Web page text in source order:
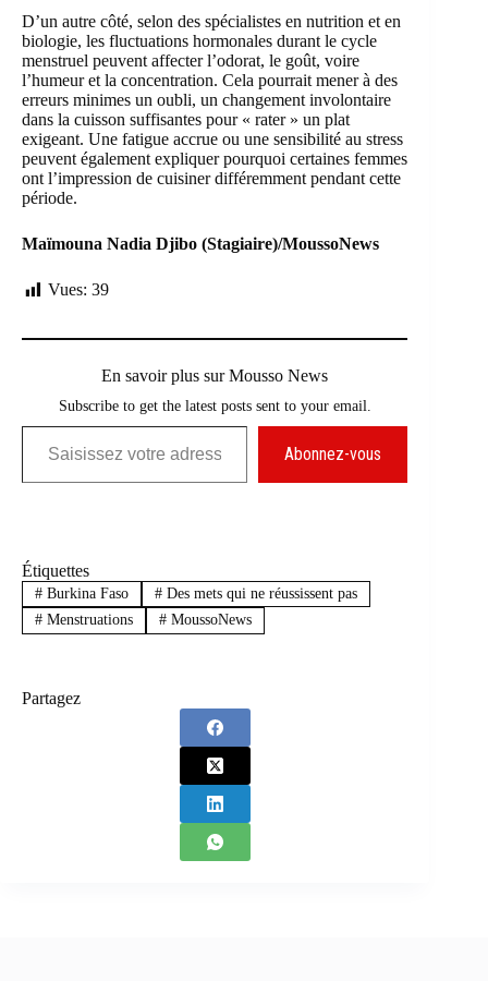
D’un autre côté, selon des spécialistes en nutrition et en
biologie, les fluctuations hormonales durant le cycle
menstruel peuvent affecter l’odorat, le goût, voire
l’humeur et la concentration. Cela pourrait mener à des
erreurs minimes un oubli, un changement involontaire
dans la cuisson suffisantes pour « rater » un plat
exigeant. Une fatigue accrue ou une sensibilité au stress
peuvent également expliquer pourquoi certaines femmes
ont l’impression de cuisiner différemment pendant cette
période.
Maïmouna Nadia Djibo (Stagiaire)/MoussoNews
Vues: 39
En savoir plus sur Mousso News
Subscribe to get the latest posts sent to your email.
Saisissez votre adresse e-mail…
Abonnez-vous
Étiquettes
#Burkina Faso #Des mets qui ne réussissent pas
#Menstruations #MoussoNews
Partagez